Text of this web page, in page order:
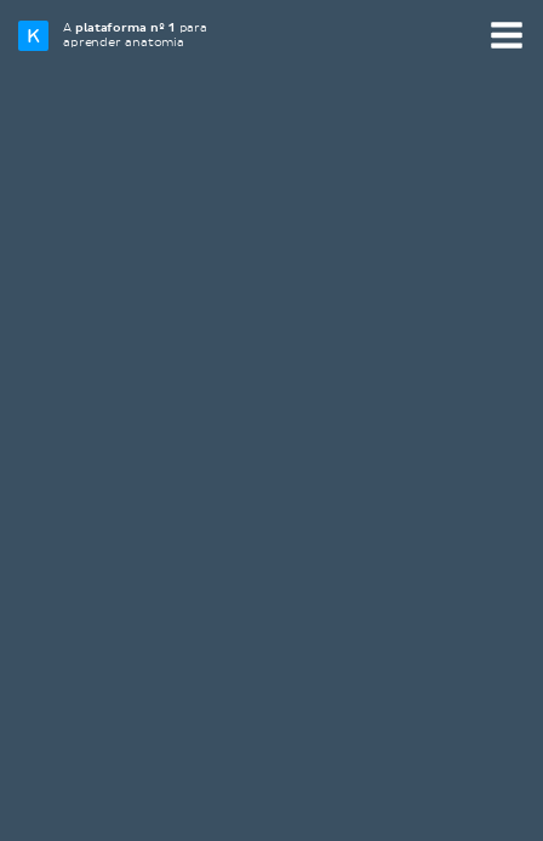
Aplataforma nº 1 para
aprender anatomia